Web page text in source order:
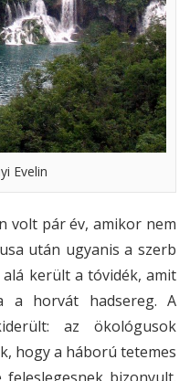
Evelin
volt pár év, amikor nem
után ugyanis a szerb
került a tóvidék, amit
a horvát hadsereg. A
az ökológusok
hogy a háború tetemes